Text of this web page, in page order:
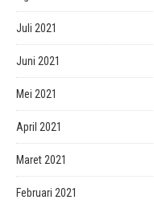
Juli 2021
Juni 2021
Mei 2021
April 2021
Maret 2021
Februari 2021